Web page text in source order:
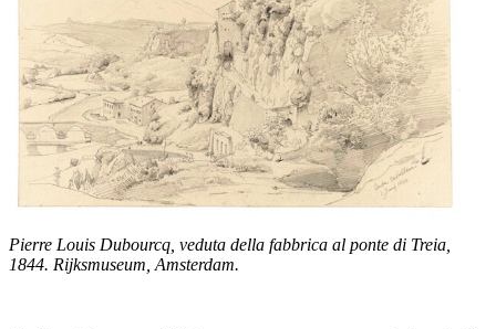
Pierre Louis Dubourcq, veduta della fabbrica al ponte di Treia,
1844. Rijksmuseum, Amsterdam.